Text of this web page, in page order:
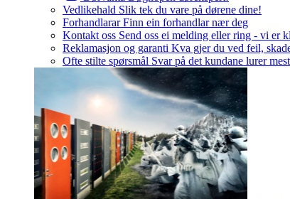
Vedlikehald Slik tek du vare på dørene dine!
Forhandlarar Finn ein forhandlar nær deg
Kontakt oss Send oss ei melding eller ring - vi er
Reklamasjon og garanti Kva gjer du ved feil,
Ofte stilte spørsmål Svar på det kundane lurer